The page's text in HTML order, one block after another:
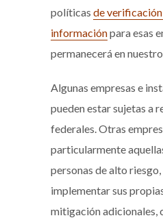
políticas de verificación
informaciónpara esas
permanecerá en
Algunas empresas e
pueden estar sujetas a
federales. Otras
particularmente
personas de alto
implementar sus
mitigación adicionales,